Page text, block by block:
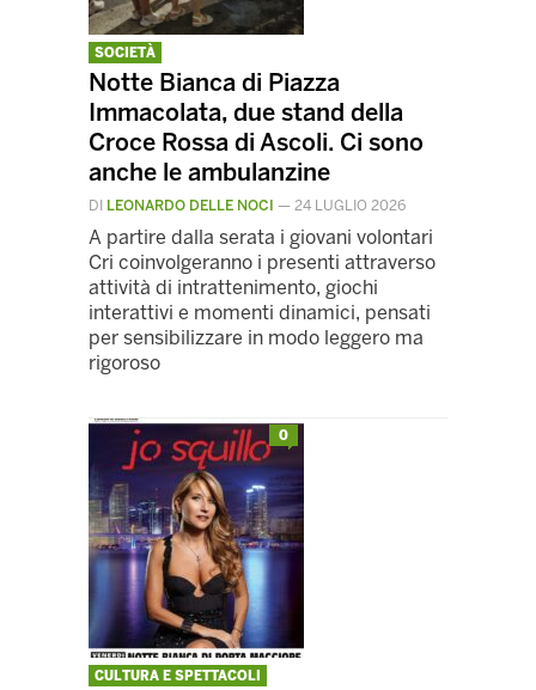
SOCIETÀ
Notte Bianca di Piazza
Immacolata, due stand della
Croce Rossa di Ascoli. Ci sono
anche le ambulanzine
DI LEONARDO DELLE NOCI — 24 LUGLIO 2026
A partire dalla serata i giovani volontari
Cri coinvolgeranno i presenti attraverso
attività di intrattenimento, giochi
interattivi e momenti dinamici, pensati
per sensibilizzare in modo leggero ma
rigoroso
0
CULTURA E SPETTACOLI